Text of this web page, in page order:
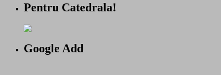
Pentru Catedrala!
Google Add